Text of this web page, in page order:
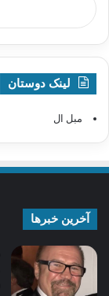
لینک دوستان
مبل ال
آخرین خبرها